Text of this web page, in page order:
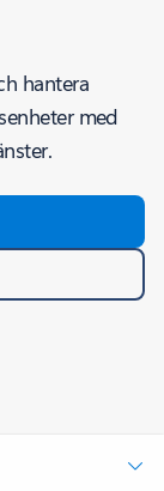
hantera
med